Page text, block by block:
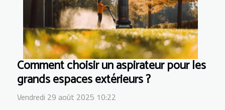
Comment choisir un aspirateur pour les
grands espaces extérieurs ?
Vendredi 29 août 2025 10:22